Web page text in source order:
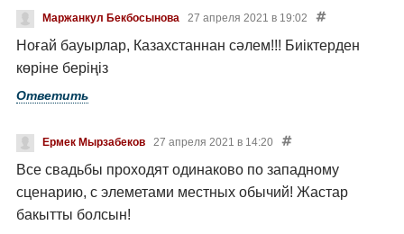
Маржанкул Бекбосынова 27 апреля 2021 в 19:02
Ноғай бауырлар, Казахстаннан сәлем!!! Биіктерден
көріне беріңіз
Ответить
Ермек Мырзабеков 27 апреля 2021 в 14:20
Все свадьбы проходят одинаково по западному
сценарию, с элеметами местных обычий! Жастар
бакытты болсын!